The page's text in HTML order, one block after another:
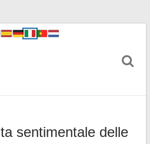
sentimentale delle